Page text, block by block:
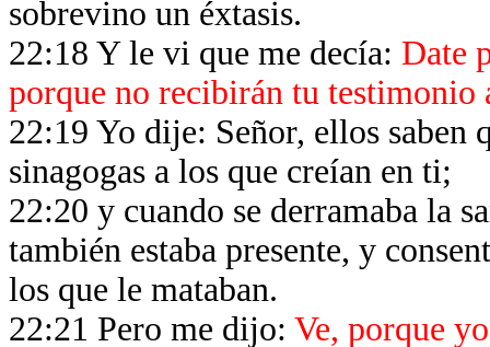
sobrevino un éxtasis.
22:18 Y le vi que me decía: Date
porque no recibirán tu testimonio
22:19 Yo dije: Señor, ellos saben
sinagogas a los que creían en ti;
22:20 y cuando se derramaba la
también estaba presente, y
los que le mataban.
22:21 Pero me dijo: Ve, porque